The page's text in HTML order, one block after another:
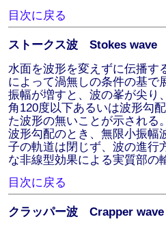
目次に戻る
ストークス波 Stokes wave
水面を波形を変えずに伝播す
によって渦無しの条件の基で
振幅が増すと、波の峯が尖り
角120度以下あるいは波形勾
た波形の無いことが示される
波形勾配のとき、無限小振幅
子の軌道は閉じず、波の進行
な非線型効果による実質部の
目次に戻る
クラッパー波 Crapper wave